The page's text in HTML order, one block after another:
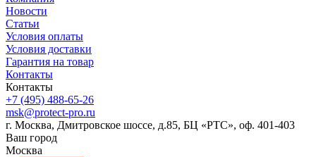
Новости
Статьи
Условия оплаты
Условия доставки
Гарантия на товар
Контакты
Контакты
+7 (495) 488-65-26
msk@protect-pro.ru
г. Москва, Дмитровское шоссе, д.85, БЦ «РТС», оф. 401-403
Ваш город
Москва